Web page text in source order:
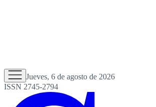
Jueves, 6 de agosto de 2026
ISSN 2745-2794